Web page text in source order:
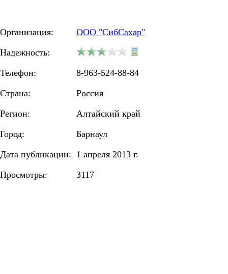
Организация:
ООО "СибСахар"
Надежность:
Телефон:
8-963-524-88-84
Страна:
Россия
Регион:
Алтайский край
Город:
Барнаул
Дата публикации: 1 апреля 2013 г.
Просмотры:
3117